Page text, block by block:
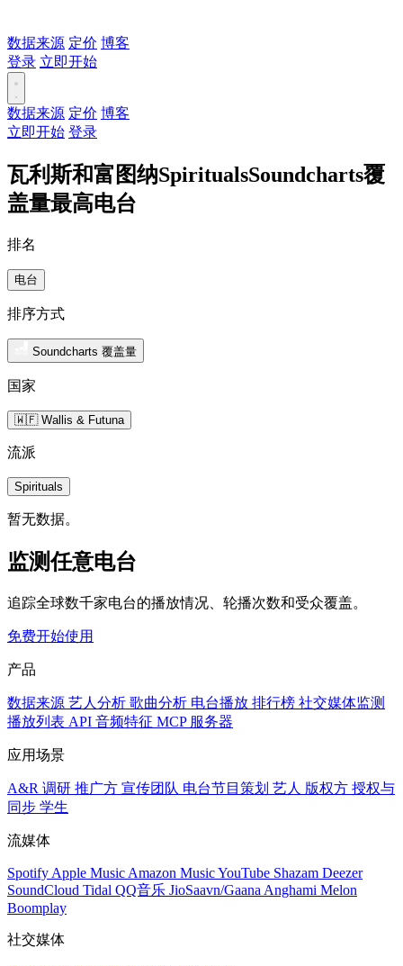
数据来源 定价 博客
登录 立即开始
数据来源 定价 博客
立即开始 登录
瓦利斯和富图纳SpiritualsSoundcharts覆
盖量最高电台
排名
电台
排序方式
Soundcharts 覆盖量
国家
🇼🇫 Wallis & Futuna
流派
Spirituals
暂无数据。
监测任意电台
追踪全球数千家电台的播放情况、轮播次数和受众覆盖。
免费开始使用
产品
数据来源 艺人分析 歌曲分析 电台播放 排行榜 社交媒体监测
播放列表 API 音频特征 MCP 服务器
应用场景
A&R 调研 推广方 宣传团队 电台节目策划 艺人 版权方 授权与
同步 学生
流媒体
Spotify Apple Music Amazon MusicYouTube Shazam Deezer
SoundCloud Tidal QQ音乐 JioSaavn/Gaana Anghami Melon
Boomplay
社交媒体